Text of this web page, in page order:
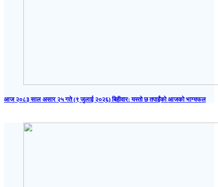
आज २०८३ साल असार २५ गते (९ जुलाई २०२६) बिहीवार: यस्तो छ तपाईंको आजको भाग्यफल